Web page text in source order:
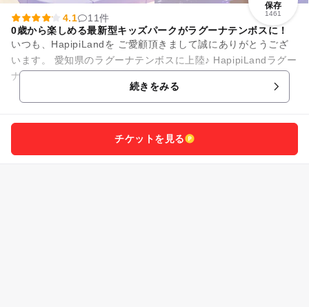
保存
1461
4.1
11件
0歳から楽しめる最新型キッズパークがラグーナテンボスに！
いつも、HapipiLandを ご愛顧頂きまして誠にありがとうござ
います。 愛知県のラグーナテンボスに上陸♪ HapipiLandラグー
ナ蒲郡は、12歳以下のお子様とそのご家族を対象と...
続きをみる
チケットを見る